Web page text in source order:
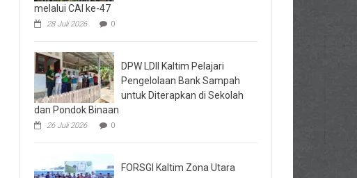
melalui CAI ke-47
28 Juli 2026 0
DPW LDII Kaltim Pelajari
Pengelolaan Bank Sampah
untuk Diterapkan di Sekolah
dan Pondok Binaan
26 Juli 2026 0
FORSGI Kaltim Zona Utara